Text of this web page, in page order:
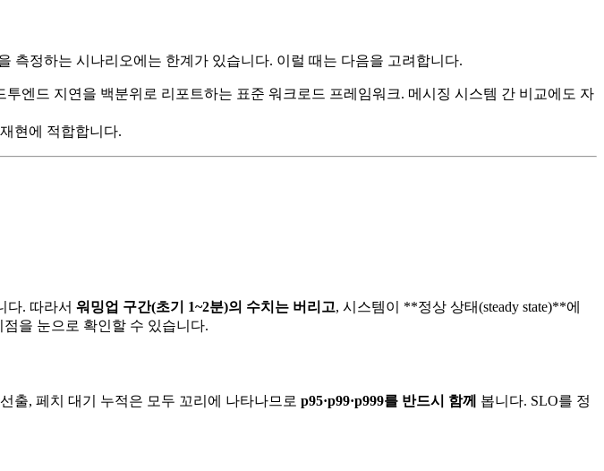
측정하는 시나리오에는 한계가 있습니다. 이럴 때는 다음을 고려합니다.
엔드 지연을 백분위로 리포트하는 표준 워크로드 프레임워크. 메시징 시스템 간 비교에도 자
현에 적합합니다.
다. 따라서 워밍업 구간(초기 1~2분)의 수치는 버리고, 시스템이 **정상 상태(steady state)**에
을 눈으로 확인할 수 있습니다.
출, 페치 대기 누적은 모두 꼬리에 나타나므로 p95·p99·p999를 반드시 함께
봅니다. SLO를 정